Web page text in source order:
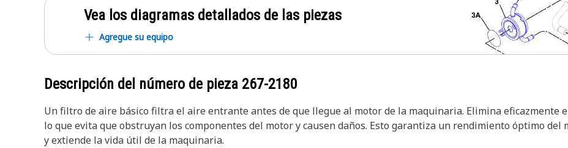
Vea los diagramas detallados de las piezas
Agregue su equipo
Descripción del número de pieza 267-2180
Un filtro de aire básico filtra el aire entrante antes de que llegue al motor de la maquinaria. Elimina eficazmente
lo que evita que obstruyan los componentes del motor y causen daños. Esto garantiza un rendimiento óptimo
y extiende la vida útil de la maquinaria.